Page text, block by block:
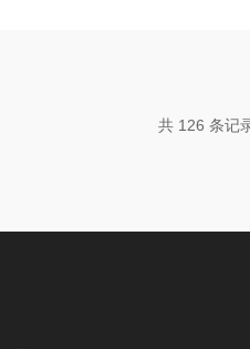
监测、严重滞后该方法依赖
共 126 条记